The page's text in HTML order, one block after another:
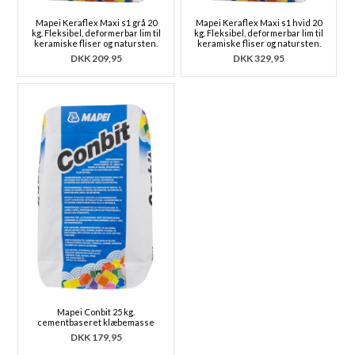
Mapei Keraflex Maxi s1 grå 20
kg. Fleksibel, deformerbar lim til
keramiske fliser og natursten.
DKK 209,95
Mapei Keraflex Maxi s1 hvid 20
kg. Fleksibel, deformerbar lim til
keramiske fliser og natursten.
DKK329,95
Mapei Conbit 25 kg.
cementbaseret klæbemasse
DKK 179,95